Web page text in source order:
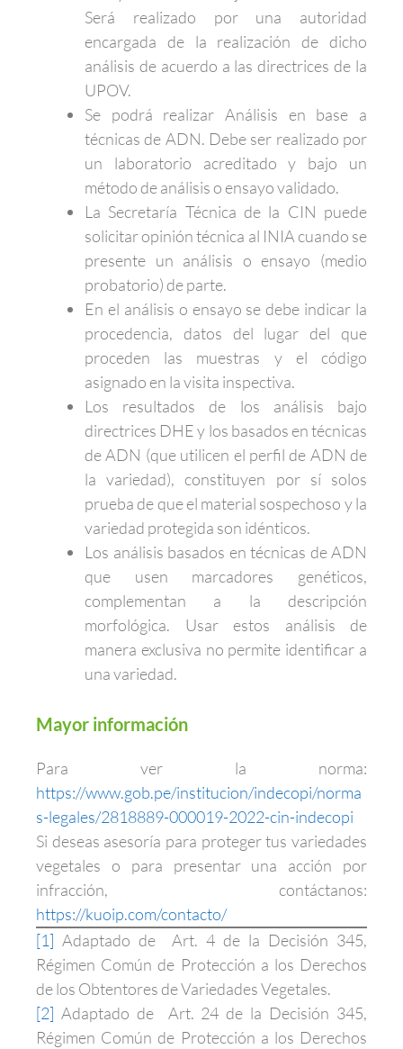
Será realizado por una autoridad
encargada de la realización de dicho
análisis de acuerdo a las directrices de la
UPOV.
Se podrá realizar Análisis en base a
técnicas de ADN. Debe ser realizado por
un laboratorio acreditado y bajo un
método de análisis o ensayo validado.
La Secretaría Técnica de la CIN puede
solicitar opinión técnica al INIA cuando se
presente un análisis o ensayo (medio
probatorio) de parte.
En el análisis o ensayo se debe indicar la
procedencia, datos del lugar del que
proceden las muestras y el código
asignado en la visita inspectiva.
Los resultados de los análisis bajo
directrices DHE y los basados en técnicas
de ADN (que utilicen el perfil de ADN de
la variedad), constituyen por sí solos
prueba de que el material sospechoso y la
variedad protegida son idénticos.
Los análisis basados en técnicas de ADN
que usen marcadores genéticos,
complementan a la descripción
morfológica. Usar estos análisis de
manera exclusiva no permite identificar a
una variedad.
Mayor información
Para ver la norma:
https://www.gob.pe/institucion/indecopi/norma
s-legales/2818889-000019-2022-cin-indecopi
Si deseas asesoría para proteger tus variedades
vegetales o para presentar una acción por
infracción, contáctanos:
https://kuoip.com/contacto/
[1] Adaptado de Art. 4 de la Decisión 345,
Régimen Común de Protección a los Derechos
de los Obtentores de Variedades Vegetales.
[2] Adaptado de Art. 24 de la Decisión 345,
Régimen Común de Protección a los Derechos